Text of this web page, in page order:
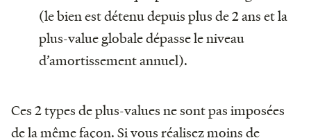
(le bien est détenu depuis plus de 2 ans et la
plus-value globale dépasse le niveau
d’amortissement annuel).
Ces 2 types de plus-values ne sont pas imposées
de la même façon. Si vous réalisez moins de